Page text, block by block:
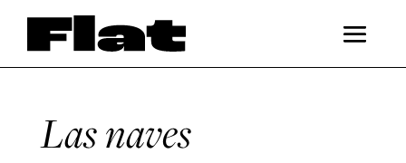
Las naves